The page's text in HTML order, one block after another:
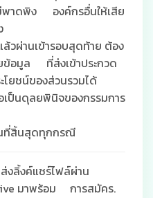
พาดพิง
องค์กรอื่นให้เสีย
วผ่านเข้ารอบสุดท้าย ต้อง
ข้อมูล
ที่ส่งเข้าประกวด
ยชน์ของส่วนรวมได้
ป็นดุลยพินิจของกรรมการ
ที่สิ้นสุดทุกกรณี
งลิ้งค์แชร์ไฟล์ผ่าน
มาพร้อม
การสมัคร.